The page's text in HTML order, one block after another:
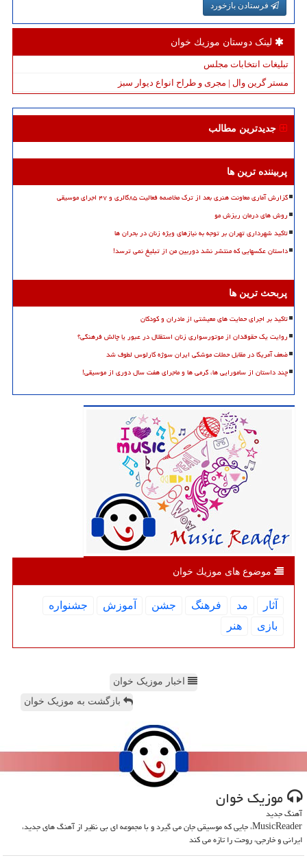
فرستادن بازخورد
لینک دوستان موزیك خوان
تبلیغات انتخابات مجلس
مستر گرین وال | مجری و طراح انواع دیوار سبز
جدیدترین مطالب
پربیننده ترین ها
گزارش آماری معاونت هنری بعد از ترک مخاصمه فعالیت ۸۵گالری و ۴۷ اجرای موسیقی
روش های درمان ریزش مو
تاکید شهرداری تهران بر توجه به نیازهای ویژه زنان در بحران ها
داستان عکسهایی که منتشر نشد دوربین من از تبلیغ نمی ترسد!
پربحث ترین ها
تاکید بر اجرای حمایت های معیشتی از مادران و کودکان
روایت یک حقوقدان از موتورسواری زنان استقلال در عبور یا چالش فرهنگی؟
ضعف آمریکا در مقابل حملات موشکی ایران سوژه کارلوس لطوف شد
چند داستان از سامورایی ها، گرمی ها و ماجرای هفت سال دوری از موسیقی!
موضوع های موزیك خوان
آثار مد فرهنگ جشن آموزش
جشنواره
بازی
هنر
اخبار موزیک خوان
بازگشت به موزیک خوان
موزیك خوان
آهنگ جدید
MusicReader، جایی که موسیقی جان می گیرد و با مجموعه ای بی نظیر از آهنگ های جدید،
ایرانی و خارجی، روحت را تازه می کند